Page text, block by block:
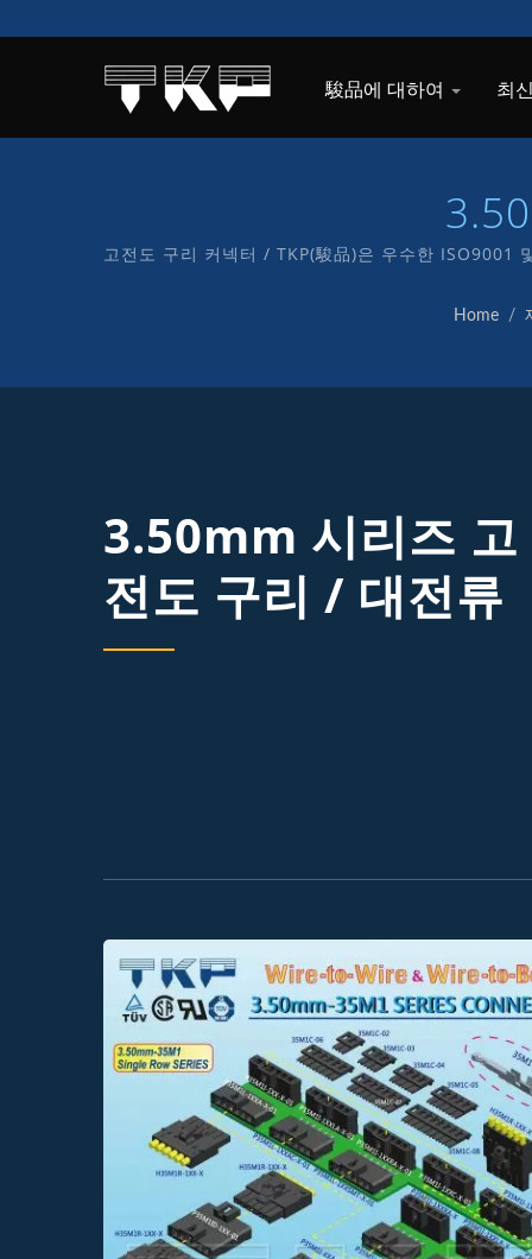
駿品에 대하여 최
고전도 구리 커넥터 / TKP(駿品)은 우수한 ISO9001
Home /
3.50mm 시리즈 고
전도 구리 / 대전류